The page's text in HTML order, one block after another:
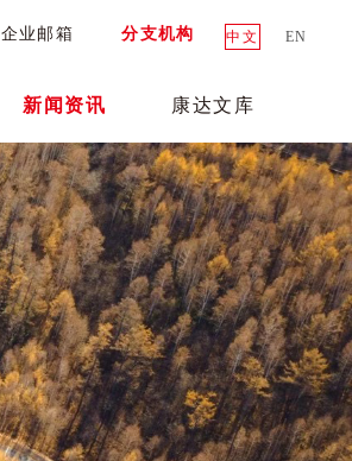
企业邮箱 分支机构 中文 EN
新闻资讯 康达文库